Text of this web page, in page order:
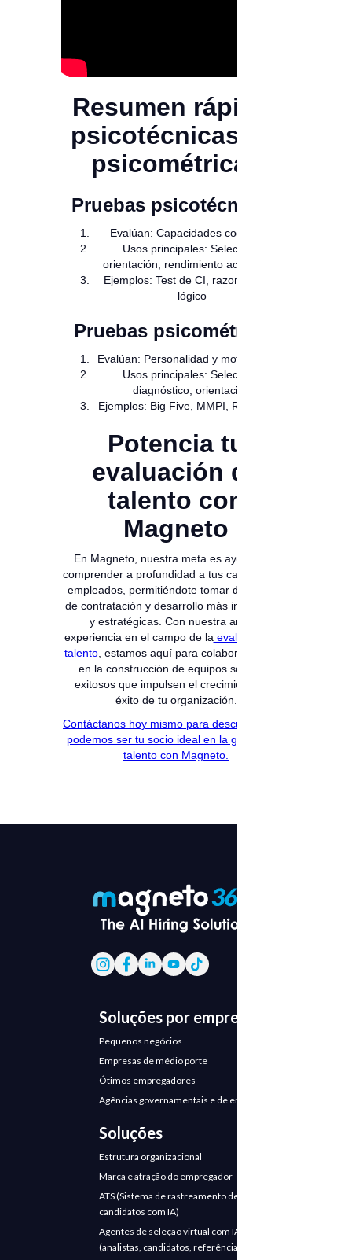
Resumen rápido:
psicotécnicas vs.
psicométricas
Pruebas psicotécnicas:
Evalúan: Capacidades cognitivas
Usos principales: Selección,
orientación, rendimiento académico
Ejemplos: Test de CI, razonamiento
lógico
Pruebas psicométricas
Evalúan: Personalidad y motivaciones
Usos principales: Selección,
diagnóstico, orientación
Ejemplos: Big Five, MMPI, Rorschach
Potencia tu
evaluación de
talento con
Magneto
En Magneto, nuestra meta es ayudarte a
comprender a profundidad a tus candidatos y
empleados, permitiéndote tomar decisiones
de contratación y desarrollo más informadas
y estratégicas. Con nuestra amplia
experiencia en el campo de la evaluación del
talento , estamos aquí para colaborar contigo
en la construcción de equipos sólidos y
exitosos que impulsen el crecimiento y el
éxito de tu organización.
Contáctanos hoy mismo para descubrir cómo
podemos ser tu socio ideal en la gestión del
talento con Magneto.
Soluções por empresa
Pequenos negócios
Empresas de médio porte
Ótimos empregadores
Agências governamentais e de emprego
Soluções
Estrutura organizacional
Marca e atração do empregador
ATS (Sistema de rastreamento de
candidatos com IA)
Agentes de seleção virtual com IA
(analistas, candidatos, referências)